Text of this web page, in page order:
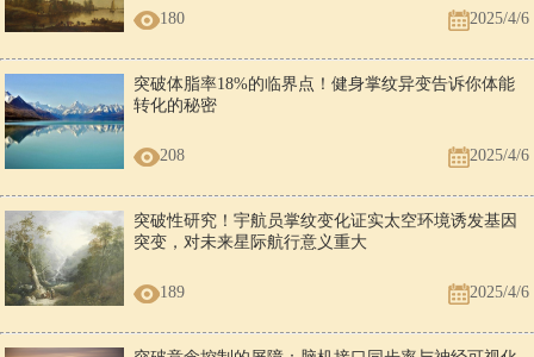
180 2025/4/6
突破体脂率18%的临界点！健身掌纹异变告诉你体能
转化的秘密
208 2025/4/6
突破性研究！宇航员掌纹变化证实太空环境诱发基因
突变，对未来星际航行意义重大
189 2025/4/6